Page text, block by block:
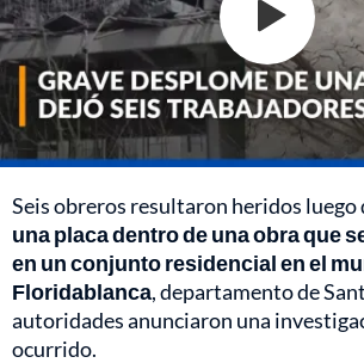
Seis obreros resultaron heridos luego
una placa dentro de una obra que
en un conjunto residencial en el
Floridablanca, departamento de
autoridades anunciaron una
ocurrido.